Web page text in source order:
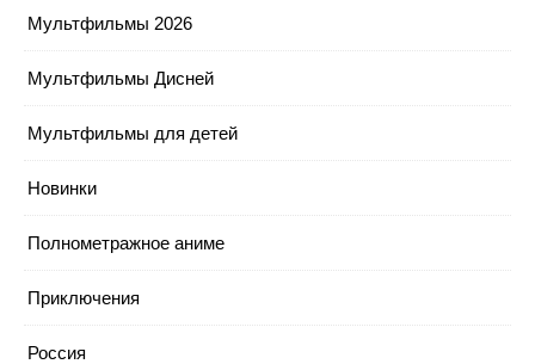
Мультфильмы 2026
Мультфильмы Дисней
Мультфильмы для детей
Новинки
Полнометражное аниме
Приключения
Россия